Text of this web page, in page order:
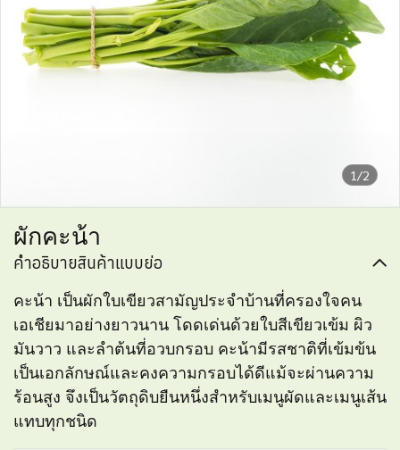
1/2
ผักคะน้า
คำอธิบายสินค้าแบบย่อ
คะน้า เป็นผักใบเขียวสามัญประจำบ้านที่ครองใจคน
เอเชียมาอย่างยาวนาน โดดเด่นด้วยใบสีเขียวเข้ม ผิว
มันวาว และลำต้นที่อวบกรอบ คะน้ามีรสชาติที่เข้มข้น
เป็นเอกลักษณ์และคงความกรอบได้ดีแม้จะผ่านความ
ร้อนสูง จึงเป็นวัตถุดิบยืนหนึ่งสำหรับเมนูผัดและเมนูเส้น
แทบทุกชนิด